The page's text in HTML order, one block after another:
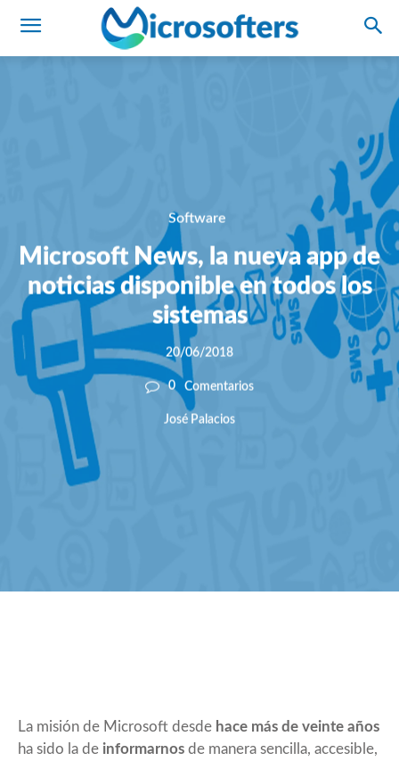
Software
Microsoft News, la nueva app de
noticias disponible en todos los
sistemas
20/06/2018
0 Comentarios
José Palacios
La misión de Microsoft desde hace más de veinte años
ha sido la de informarnos de manera sencilla, accesible,